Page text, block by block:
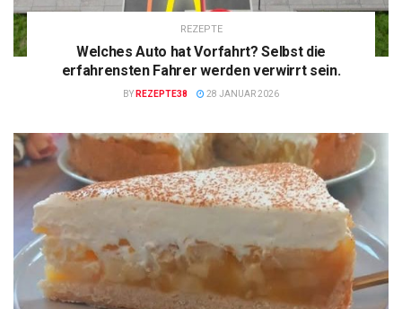
REZEPTE
Welches Auto hat Vorfahrt? Selbst die
erfahrensten Fahrer werden verwirrt sein.
BY REZEPTE38 28 JANUAR 2026